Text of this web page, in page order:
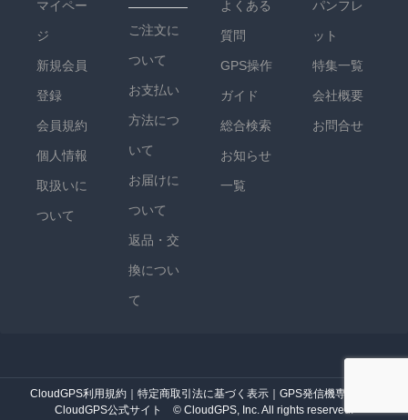
マイペー
ジ
新規会員
登録
会員規約
個人情報
取扱いに
ついて
ご注文に
ついて
お支払い
方法につ
いて
お届けに
ついて
返品・交
換につい
て
よくある
質問
GPS操作
ガイド
総合検索
お知らせ
一覧
パンフレ
ット
特集一覧
会社概要
お問合せ
CloudGPS利用規約｜ 特定商取引法に基づく表示｜ GPS発信機専門店・
CloudGPS公式サイト
© CloudGPS, Inc. All rights reserved.